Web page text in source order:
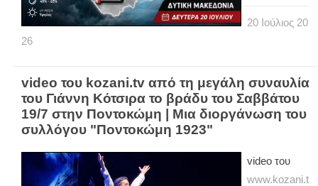
20 Ιούλιος 20
26
video του kozani.tv από τη μεγάλη συναυλία
του Γιάννη Κότσιρα το βράδυ του Σαββάτου
19/7 στην Ποντοκώμη | Μια διοργάνωση του
συλλόγου "Ποντοκώμη 1923"
video του
www.kozani.t